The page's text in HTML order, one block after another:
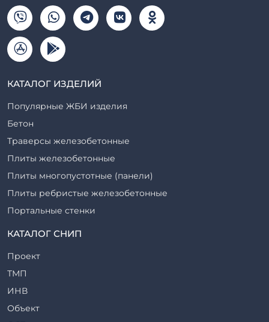
КАТАЛОГ ИЗДЕЛИЙ
Популярные ЖБИ изделия
Бетон
Траверсы железобетонные
Плиты железобетонные
Плиты многопустотные (панели)
Плиты ребристые железобетонные
Портальные стенки
Прогоны железобетонные
Ригели железобетонные
Сваи железобетонные
Стеновые блоки
Стойки железобетонные
КАТАЛОГ СНИП
Проект
ТМП
ИНВ
Объект